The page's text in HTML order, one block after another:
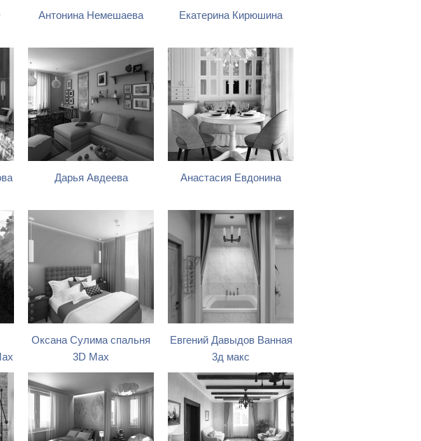
Антонина Немешаева Екатерина Кирюшина
Дарья Авдеева Анастасия Евдонина
Оксана Сулима спальня
3D Max
Евгений Давыдов Ванная
3д макс